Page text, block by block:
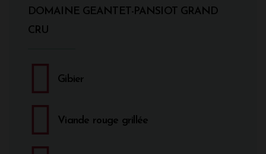
DOMAINE GEANTET-PANSIOT GRAND
CRU
Gibier
Viande rouge grillée